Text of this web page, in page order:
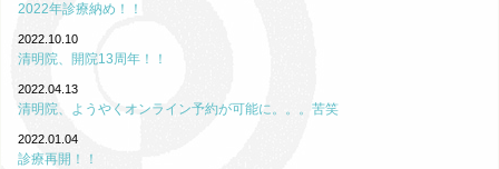
2022年診療納め！！
2022.10.10
清明院、開院13周年！！
2022.04.13
清明院、ようやくオンライン予約が可能に。。。苦笑
2022.01.04
診療再開！！